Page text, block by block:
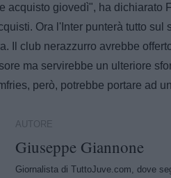
acquisto giovedì", ha dichiarato
Ora l'Inter punterà tutto
Il club nerazzurro avrebbe
ma servirebbe un ulteriore
però, potrebbe portare ad
AUTORE
Giuseppe Giannone
Giornalista di TuttoJuve.com, dove